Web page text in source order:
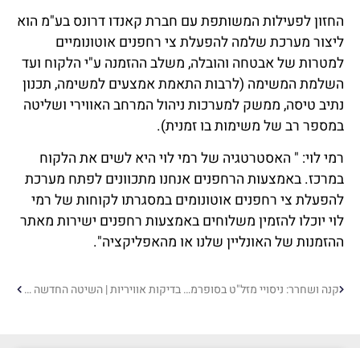
החזון לפעילות המשותפת עם חברת קאנדו דרונס בע"מ הוא
ליצור מערכת שלמה להפעלת צי רחפנים אוטונומיים
למטרות של אבטחה והובלה, משלב ההזמנה ע"י הלקוח ועד
השלמת המשימה (לרבות התאמת אמצעים למשימה, תכנון
נתיב טיסה, ממשק למערכות ניהול המרחב האווירי ושליטה
במספר רב של משימות בו זמנית).
רמי לוי: " האסטרטגיה של רמי לוי היא לשים את הלקוח
במרכז. באמצעות הרחפנים אנחנו מתכוונים לפתח מערכת
להפעלת צי רחפנים אוטונומים במסגרתו לקוחות של רמי
לוי יוכלו להזמין משלוחים באמצעות רחפנים ישירות מאתר
ההזמנות של האונליין שלנו או מהאפליקציה".
קנה ושחרר: ניסויי מזל"ט בסופרמרקט אושרו להמראה בדיקות אוויריות | השיטה החדשה להעברת בדיקות בבתי החולים בצפון